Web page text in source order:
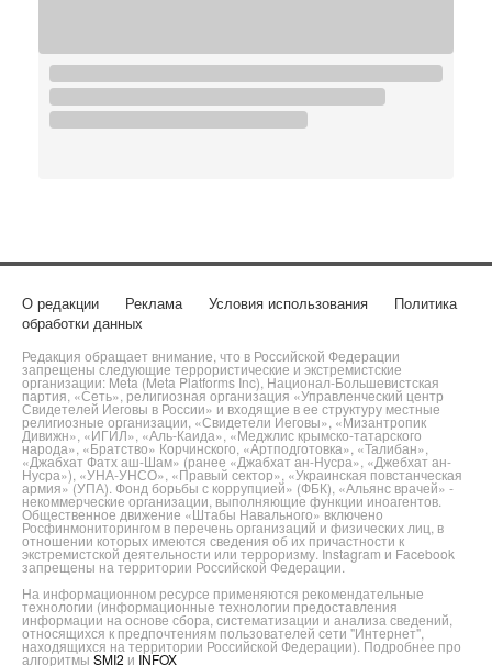
О редакции Реклама Условия использования
Политика
обработки данных
Редакция обращает внимание, что в Российской Федерации
запрещены следующие террористические и экстремистские
организации: Meta (Meta Platforms Inc), Национал-Большевистская
партия, «Сеть», религиозная организация «Управленческий центр
Свидетелей Иеговы в России» и входящие в ее структуру местные
религиозные организации, «Свидетели Иеговы», «Мизантропик
Дивижн», «ИГИЛ», «Аль-Каида», «Меджлис крымско-татарского
народа», «Братство» Корчинского, «Артподготовка», «Талибан»,
«Джабхат Фатх аш-Шам» (ранее «Джабхат ан-Нусра», «Джебхат ан-
Нусра»), «УНА-УНСО», «Правый сектор», «Украинская повстанческая
армия» (УПА). Фонд борьбы с коррупцией» (ФБК), «Альянс врачей» -
некоммерческие организации, выполняющие функции иноагентов.
Общественное движение «Штабы Навального» включено
Росфинмониторингом в перечень организаций и физических лиц, в
отношении которых имеются сведения об их причастности к
экстремистской деятельности или терроризму. Instagram и Facebook
запрещены на территории Российской Федерации.
На информационном ресурсе применяются рекомендательные
технологии (информационные технологии предоставления
информации на основе сбора, систематизации и анализа сведений,
относящихся к предпочтениям пользователей сети "Интернет",
находящихся на территории Российской Федерации). Подробнее про
алгоритмы SMI2 и INFOX